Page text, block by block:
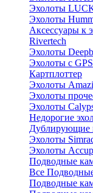
Эхолоты
Эхолоты
Аксессуары к
Rivertech
Эхолоты
Эхолоты с GPS
Картплоттер
Эхолоты
Эхолоты
Эхолоты
Недорогие
Дублирующие
Эхолоты
Эхолоты
Подводные
Все
Подводные